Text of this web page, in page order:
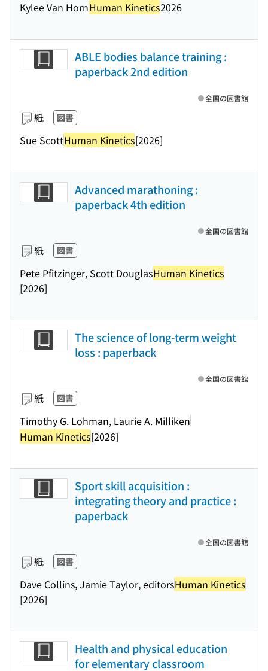
Kylee Van HornHuman Kinetics2026
ABLE bodies balance training :
paperback 2nd edition
紙 図書
Sue ScottHuman Kinetics[2026]
全国の図書館
Advanced marathoning :
paperback 4th edition
紙 図書
Pete Pfitzinger, Scott DouglasHuman Kinetics
[2026]
全国の図書館
The science of long-term weight
loss : paperback
紙 図書
Timothy G. Lohman, Laurie A. Milliken
Human Kinetics[2026]
全国の図書館
Sport skill acquisition :
integrating theory and practice :
paperback
紙 図書
Dave Collins, Jamie Taylor, editorsHuman Kinetics
[2026]
全国の図書館
Health and physical education
for elementary classroom